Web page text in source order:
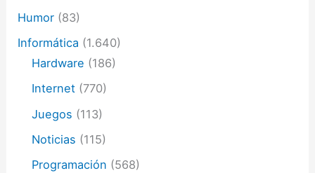
Humor (83)
Informática (1.640)
Hardware (186)
Internet (770)
Juegos (113)
Noticias (115)
Programación (568)